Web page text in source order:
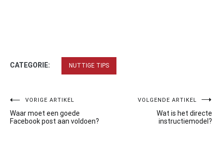
CATEGORIE: NUTTIGE TIPS
Bericht
navigatie
VORIGE ARTIKEL
Waar moet een goede
Facebook post aan voldoen?
VOLGENDE ARTIKEL
Wat is het directe
instructiemodel?